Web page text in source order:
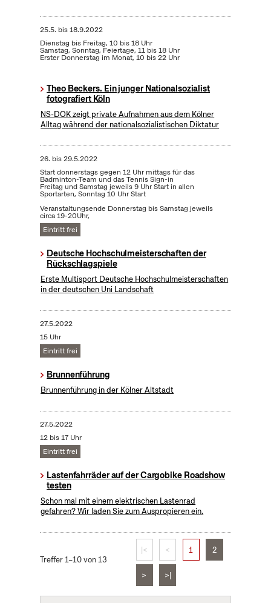
25.5. bis18.9.2022
Dienstag bis Freitag, 10 bis 18 Uhr
Samstag, Sonntag, Feiertage, 11 bis 18 Uhr
Erster Donnerstag im Monat, 10 bis 22 Uhr
Theo Beckers. Ein junger Nationalsozialist
fotografiert Köln
NS-DOK zeigt private Aufnahmen aus dem Kölner
Alltag während der nationalsozialistischen Diktatur
26. bis29.5.2022
Start donnerstags gegen 12 Uhr mittags für das
Badminton-Team und das Tennis Sign-in
Freitag und Samstag jeweils 9 Uhr Start in allen
Sportarten, Sonntag 10 Uhr Start
Veranstaltungsende Donnerstag bis Samstag jeweils
circa 19-20Uhr,
Eintritt frei
Deutsche Hochschulmeisterschaften der
Rückschlagspiele
Erste Multisport Deutsche Hochschulmeisterschaften
in der deutschen Uni Landschaft
27.5.2022
15 Uhr
Eintritt frei
Brunnenführung
Brunnenführung in der Kölner Altstadt
27.5.2022
12 bis 17 Uhr
Eintritt frei
Lastenfahrräder auf der Cargobike Roadshow
testen
Schon mal mit einem elektrischen Lastenrad
gefahren? Wir laden Sie zum Auspropieren ein.
Treffer 1–10 von 13
|< < 1 2
> >|